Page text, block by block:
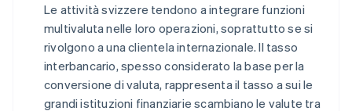
Le attività svizzere tendono a integrare funzioni
multivaluta nelle loro operazioni, soprattutto se si
rivolgono a una clientela internazionale. Il tasso
interbancario, spesso considerato la base per la
conversione di valuta, rappresenta il tasso a sui le
grandi istituzioni finanziarie scambiano le valute tra